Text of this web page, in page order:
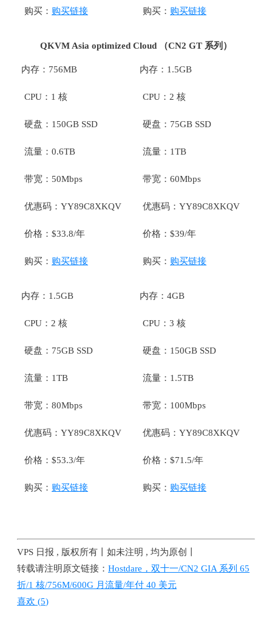
购买： 购买链接 购买： 购买链接
QKVM Asia optimized Cloud （CN2 GT 系列）
内存：756MB
CPU：1 核
硬盘：150GB SSD
流量：0.6TB
带宽：50Mbps
优惠码：YY89C8XKQV
价格：$33.8/年
购买： 购买链接
内存：1.5GB
CPU：2 核
硬盘：75GB SSD
流量：1TB
带宽：60Mbps
优惠码：YY89C8XKQV
价格：$39/年
购买： 购买链接
内存：1.5GB
CPU：2 核
硬盘：75GB SSD
流量：1TB
带宽：80Mbps
优惠码：YY89C8XKQV
价格：$53.3/年
购买： 购买链接
内存：4GB
CPU：3 核
硬盘：150GB SSD
流量：1.5TB
带宽：100Mbps
优惠码：YY89C8XKQV
价格：$71.5/年
购买： 购买链接
VPS 日报 , 版权所有丨如未注明 , 均为原创丨
转载请注明原文链接： Hostdare，双十一/CN2 GIA 系列 65
折/1 核/756M/600G 月流量/年付 40 美元
喜欢 (5)